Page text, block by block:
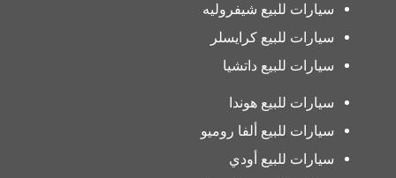
سيارات للبيع شيفروليه
سيارات للبيع كرايسلر
سيارات للبيع داتشيا
سيارات للبيع هوندا
سيارات للبيع ألفا روميو
سيارات للبيع أودي